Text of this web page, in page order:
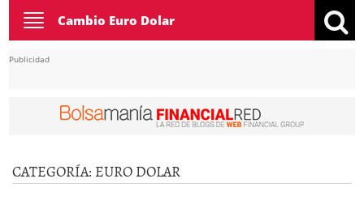
Toggle
navigation
Cambio Euro Dolar
Publicidad
CATEGORÍA: EURO DOLAR